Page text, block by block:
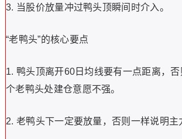
3. 当股价放量冲过鸭头顶瞬间时介入。
“老鸭头”的核心要点
1. 鸭头顶离开60日均线要有一点距离，
个老鸭头处建仓意愿不强。
2. 老鸭头下一定要放量，否则一样说明主